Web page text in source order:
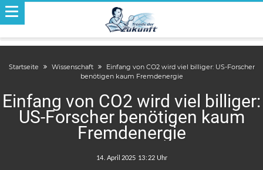
Startseite Wissenschaft
Einfang von CO2 wird viel billiger: US-Forscher
benötigen kaum Fremdenergie
Einfang von CO2 wird viel billiger:
US-Forscher benötigen kaum
Fremdenergie
: